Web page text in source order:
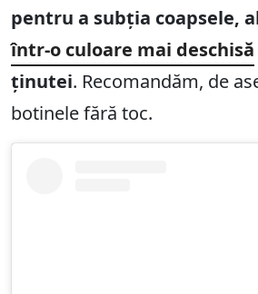
pentru a subția coapsele,
într-o culoare mai deschisă
ținutei. Recomandăm, de
botinele fără toc.